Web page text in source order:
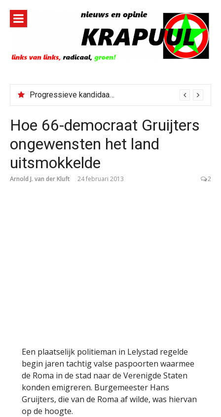
inhoud
Progressieve kandidaat El-Sayed senaatskandidaat Michigan
Bestorming Ceuta gevolg van op sociale media verspreide hoax?
Hoe 66-democraat Gruijters
ongewensten het land
uitsmokkelde
Arnold J. van der Kluft 24 februari 2013 2
Een plaatselijk politieman in Lelystad regelde
begin jaren tachtig valse paspoorten waarmee
de Roma in de stad naar de Verenigde Staten
konden emigreren. Burgemeester Hans
Gruijters, die van de Roma af wilde, was hiervan
op de hoogte.